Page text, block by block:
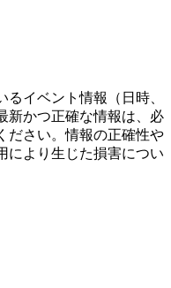
イベント情報（日時、
新かつ正確な情報は、必
ださい。情報の正確性や
により生じた損害につい